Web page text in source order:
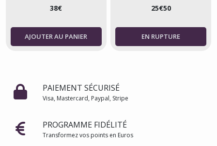
38€
AJOUTER AU PANIER
25€50
PAIEMENT SÉCURISÉ
Visa, Mastercard, Paypal, Stripe
PROGRAMME FIDÉLITÉ
Transformez vos points en Euros